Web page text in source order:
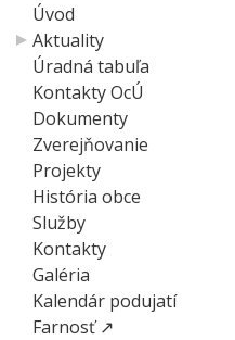
Úvod
Aktuality
Úradná tabuľa
Kontakty OcÚ
Dokumenty
Zverejňovanie
Projekty
História obce
Služby
Kontakty
Galéria
Kalendár podujatí
Farnosť ↗